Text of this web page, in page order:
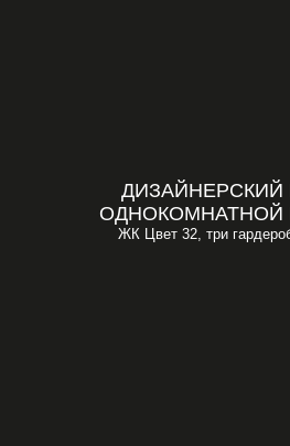
ОДНОКОМНАТНОЙ
ЖК Цвет 32, три